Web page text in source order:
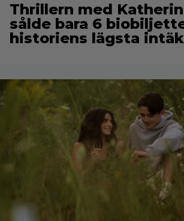
Thrillern med
sålde bara 6
historiens lägsta